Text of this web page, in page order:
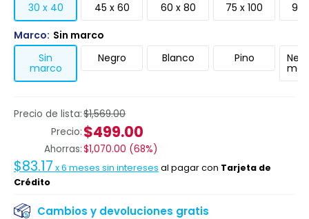
Precio de lista:$1,569.00
Precio: $499.00
Ahorras:$1,070.00 (68%)
$83.17 x6 meses sin intereses al pagar con Tarjeta de
Crédito
Cambios y devoluciones gratis
30 x 40
45 x 60 60 x 80 75 x 100
90
Marco: Sin marco
Sin
marco
Negro Blanco Pino